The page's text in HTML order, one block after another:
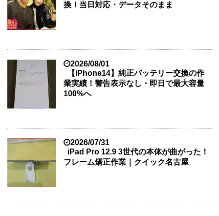
換！当日対応・データそのまま
2026/08/01
【iPhone14】純正バッテリー交換の作
業実績！警告表示なし・即日で最大容量
100%へ
2026/07/31
iPad Pro 12.9 3世代の本体が曲がった！
フレーム矯正作業｜クイック名古屋